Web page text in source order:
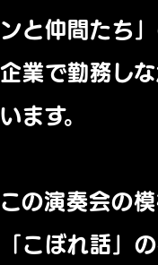
ンと仲間たち
企業で勤務し
います。
この演奏会の
「こぼれ話」